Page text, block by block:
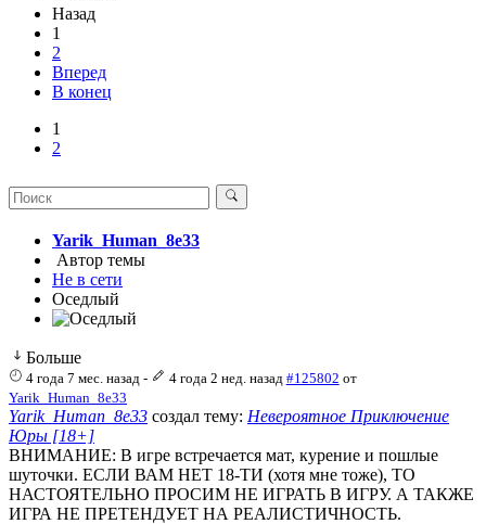
Назад
1
2
Вперед
В конец
1
2
Yarik_Human_8e33
Автор темы
Не в сети
Оседлый
Больше
4 года 7 мес. назад - 4 года 2 нед. назад #125802 от
Yarik_Human_8e33
Yarik_Human_8e33 создал тему: Невероятное Приключение
Юры [18+]
ВНИМАНИЕ: В игре встречается мат, курение и пошлые
шуточки. ЕСЛИ ВАМ НЕТ 18-ТИ (хотя мне тоже), ТО
НАСТОЯТЕЛЬНО ПРОСИМ НЕ ИГРАТЬ В ИГРУ. А ТАКЖЕ
ИГРА НЕ ПРЕТЕНДУЕТ НА РЕАЛИСТИЧНОСТЬ.